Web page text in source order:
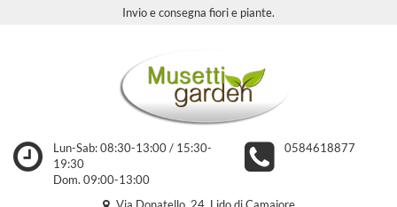
Invio e consegna fiori e piante.
Lun-Sab: 08:30-13:00 / 15:30-
19:30
Dom. 09:00-13:00
0584618877